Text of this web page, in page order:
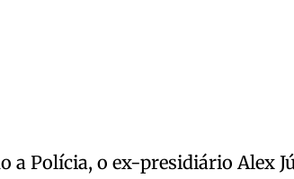
a Polícia, o ex-presidiário Alex